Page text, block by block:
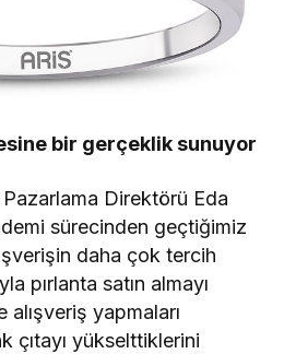
bir gerçeklik sunuyor
Pazarlama Direktörü Eda
sürecinden geçtiğimiz
daha çok tercih
pırlanta satın almayı
yapmaları
çıtayı yükselttiklerini